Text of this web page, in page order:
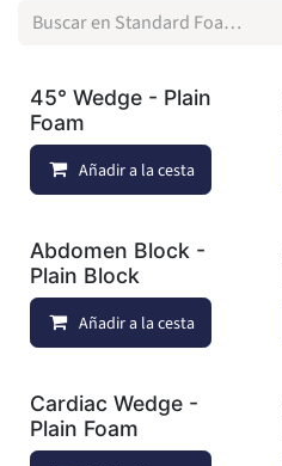
45° Wedge - Plain
Foam
Añadir a la cesta
Abdomen Block -
Plain Block
Añadir a la cesta
Cardiac Wedge -
Plain Foam